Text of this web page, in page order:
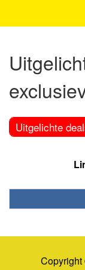
Uitgelichte